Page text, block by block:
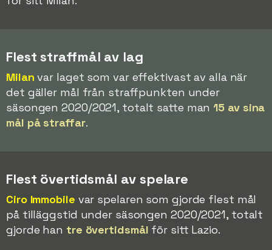
Flest straffmål av lag
Milan var laget som var effektivast av alla när
det gäller mål från straffpunkten under
säsongen 2020/2021, totalt satte man15 av sina
mål på straffar.
Flest övertidsmål av spelare
Ciro Immobile var spelaren som gjorde flest mål
på tilläggstid under säsongen 2020/2021, totalt
gjorde han tre övertidsmål för sitt Lazio.